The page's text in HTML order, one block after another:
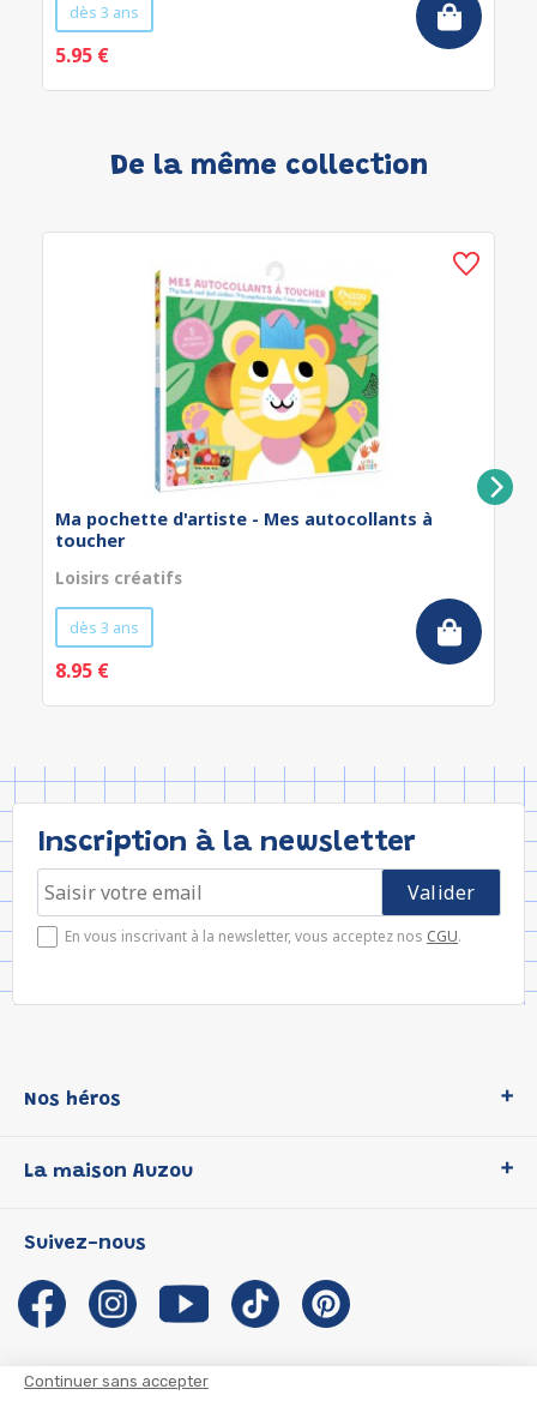
Continuer sans accepter
dès 3 ans
5.95 €
De la même collection
Ma pochette d'artiste - Mes autocollants à
toucher
Loisirs créatifs
dès 3 ans
8.95 €
Inscription à la newsletter
En vous inscrivant à la newsletter, vous acceptez nos CGU.
Nos héros
P'tit Loup
Les Influenceuses
Migali
Petite Taupe
La maison Auzou
Notre histoire
Auzou s'engage
Auteurs et illustrateurs Auzou
Suivez-nous